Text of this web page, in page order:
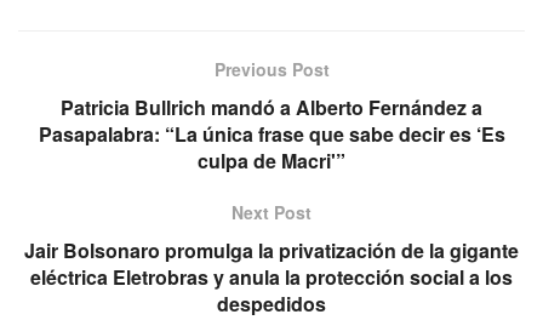
Previous Post
Patricia Bullrich mandó a Alberto Fernández a
Pasapalabra: “La única frase que sabe decir es ‘Es
culpa de Macri'”
Next Post
Jair Bolsonaro promulga la privatización de la gigante
eléctrica Eletrobras y anula la protección social a los
despedidos